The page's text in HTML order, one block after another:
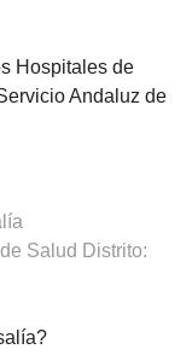
Hospitales de
Andaluz de
Salud Distrito: